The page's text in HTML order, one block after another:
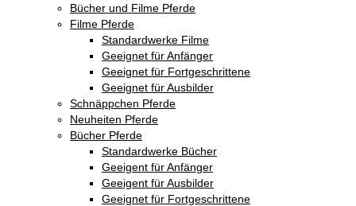
Bücher und Filme Pferde
Filme Pferde
Standardwerke Filme
Geeignet für Anfänger
Geeignet für Fortgeschrittene
Geeignet für Ausbilder
Schnäppchen Pferde
Neuheiten Pferde
Bücher Pferde
Standardwerke Bücher
Geeigent für Anfänger
Geeigent für Ausbilder
Geeignet für Fortgeschrittene